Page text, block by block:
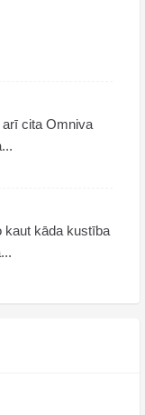
cita Omniva
kaut kāda kustība